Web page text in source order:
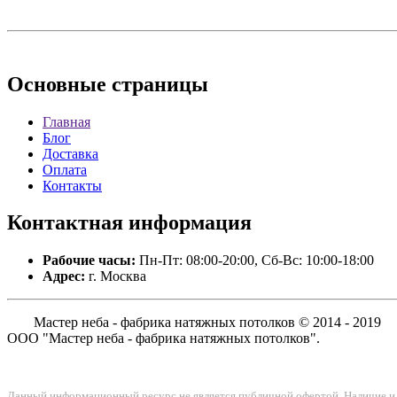
Основные страницы
Главная
Блог
Доставка
Оплата
Контакты
Контактная информация
Рабочие часы: Пн-Пт: 08:00-20:00, Сб-Вс: 10:00-18:00
Адрес: г. Москва
Мастер неба - фабрика натяжных потолков © 2014 - 2019
ООО "Мастер неба - фабрика натяжных потолков".